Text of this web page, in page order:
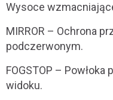
Wysoce
MIRROR – Ochrona
podczerwonym.
FOGSTOP –
widoku.